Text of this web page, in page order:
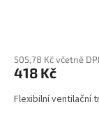
505,78 Kč včetně
418 Kč
Flexibilní ventilační